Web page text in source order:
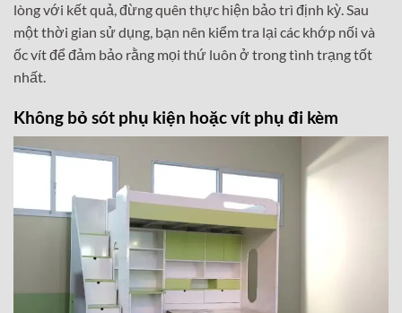
lòng với kết quả, đừng quên thực hiện bảo trì định kỳ. Sau
một thời gian sử dụng, bạn nên kiểm tra lại các khớp nối và
ốc vít để đảm bảo rằng mọi thứ luôn ở trong tình trạng tốt
nhất.
Không bỏ sót phụ kiện hoặc vít phụ đi kèm